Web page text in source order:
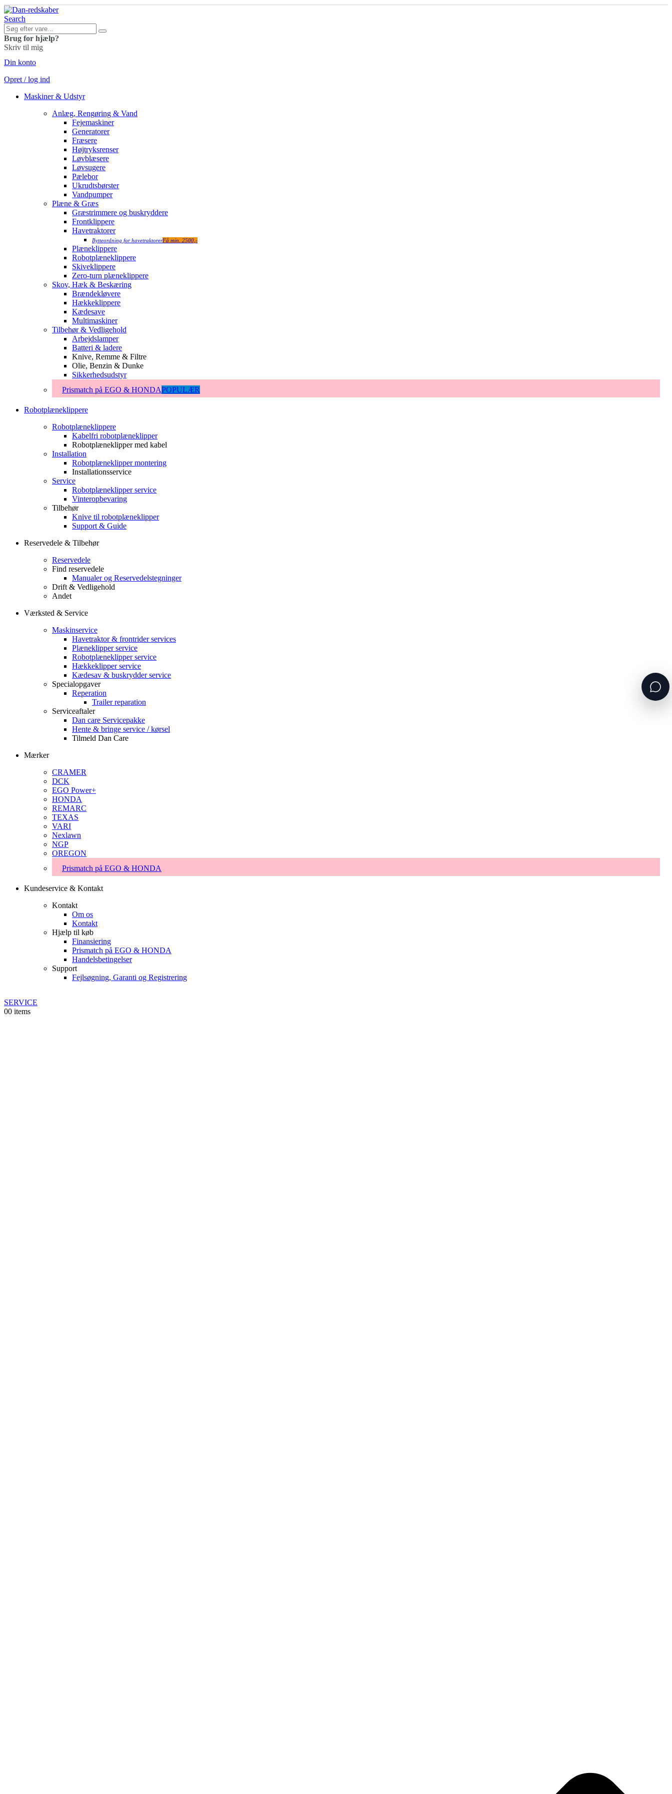
Search
Brug for hjælp?
Skriv til mig
Din konto
Opret / log ind
Maskiner & Udstyr
Anlæg, Rengøring & Vand
Fejemaskiner
Generatorer
Fræsere
Højtryksrenser
Løvblæsere
Løvsugere
Pælebor
Ukrudtsbørster
Vandpumper
Plæne & Græs
Græstrimmere og buskryddere
Frontklippere
Havetraktorer
Bytteordning for havetraktorerFå min. 2500,-
Plæneklippere
Robotplæneklippere
Skiveklippere
Zero-turn plæneklippere
Skov, Hæk & Beskæring
Brændekløvere
Hækkeklippere
Kædesave
Multimaskiner
Tilbehør & Vedligehold
Arbejdslamper
Batteri & ladere
Knive, Remme & Filtre
Olie, Benzin & Dunke
Sikkerhedsudstyr
Prismatch på EGO & HONDAPOPULÆR
Robotplæneklippere
Robotplæneklippere
Kabelfri robotplæneklipper
Robotplæneklipper med kabel
Installation
Robotplæneklipper montering
Installationsservice
Service
Robotplæneklipper service
Vinteropbevaring
Tilbehør
Knive til robotplæneklipper
Support & Guide
Reservedele & Tilbehør
Reservedele
Find reservedele
Manualer og Reservedelstegninger
Drift & Vedligehold
Andet
Værksted & Service
Maskinservice
Havetraktor & frontrider services
Plæneklipper service
Robotplæneklipper service
Hækkeklipper service
Kædesav & buskrydder service
Specialopgaver
Reperation
Trailer reparation
Serviceaftaler
Dan care Servicepakke
Hente & bringe service / kørsel
Tilmeld Dan Care
Mærker
CRAMER
DCK
EGO Power+
HONDA
REMARC
TEXAS
VARI
Nexlawn
NGP
OREGON
Prismatch på EGO & HONDA
Kundeservice & Kontakt
Kontakt
Om os
Kontakt
Hjælp til køb
Finansiering
Prismatch på EGO & HONDA
Handelsbetingelser
Support
Fejlsøgning, Garanti og Registrering
SERVICE
00 items